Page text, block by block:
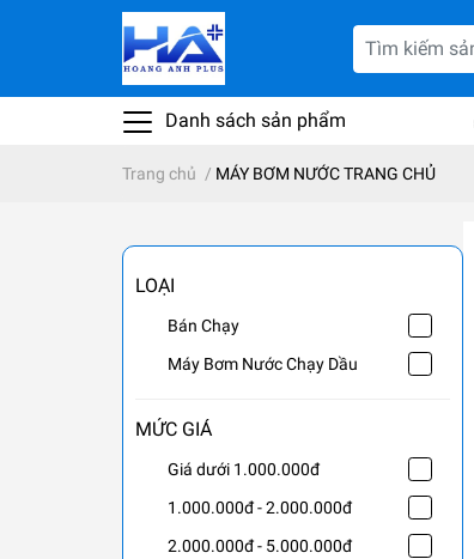
Danh sách sản phẩm
Trang chủ / MÁY BƠM NƯỚC TRANG CHỦ
LOẠI
Bán Chạy
Máy Bơm Nước Chạy Dầu
MỨC GIÁ
Giá dưới 1.000.000đ
1.000.000đ - 2.000.000đ
2.000.000đ - 5.000.000đ